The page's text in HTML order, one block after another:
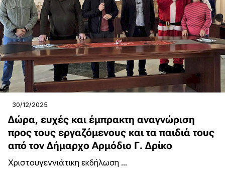
30/12/2025
Δώρα, ευχές και έμπρακτη αναγνώριση
προς τους εργαζόμενους και τα παιδιά τους
από τον Δήμαρχο Αρμόδιο Γ. Δρίκο
Χριστουγεννιάτικη εκδήλωση ...